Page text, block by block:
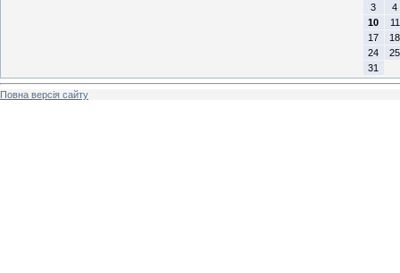
3
4
10
11
17
18
24
25
31
Повна версія сайту